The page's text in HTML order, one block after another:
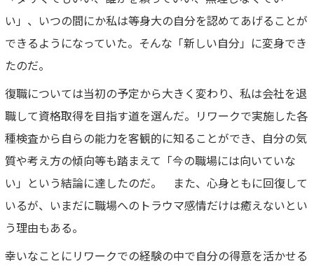
い」、いつの間にか私は等身大の自分を認めてあげることが
できるようになっていた。そんな「新しい自分」に変身でき
たのだ。
復職については当初の予定から大きく変わり、私は会社を退
職して資格取得を目指す道を選んだ。リワークで実施した各
種検査から自らの能力を客観的に知ることができ、自分の気
質や考え方の傾向等も踏まえて「今の職場には向いていな
い」という結論に達したのだ。 また、心身ともに回復して
いるが、いまだに職場へのトラウマ感情だけは癒えないとい
う理由もある。
幸いなことにリワークでの経験の中で自分の得意を活かせる